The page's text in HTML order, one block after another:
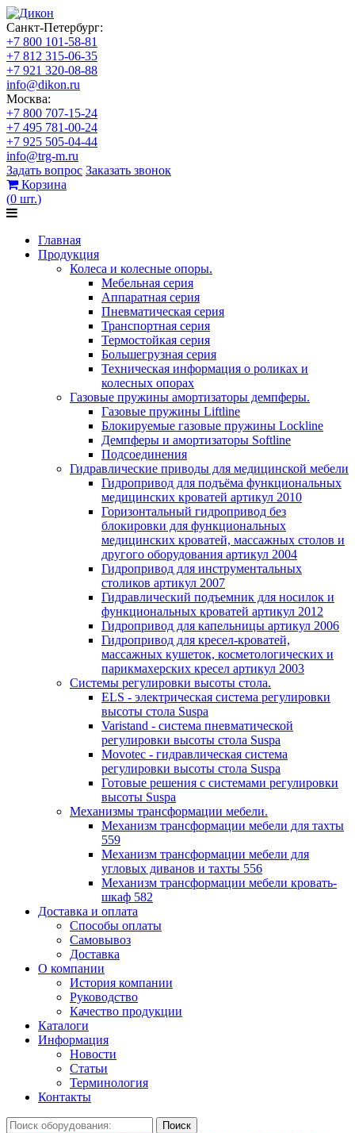
Санкт-Петербург:
+7 800 101-58-81
+7 812 315-06-35
+7 921 320-08-88
info@dikon.ru
Москва:
+7 800 707-15-24
+7 495 781-00-24
+7 925 505-04-44
info@trg-m.ru
Задать вопрос Заказать звонок
Корзина
(0 шт.)
Главная
Продукция
Колеса и колесные опоры.
Мебельная серия
Аппаратная серия
Пневматическая серия
Транспортная серия
Термостойкая серия
Большегрузная серия
Техническая информация о роликах и
колесных опорах
Газовые пружины амортизаторы демпферы.
Газовые пружины Liftline
Блокируемые газовые пружины Lockline
Демпферы и амортизаторы Softline
Подсоединения
Гидравлические приводы для медицинской мебели
Гидропривод для подъёма функциональных
медицинских кроватей артикул 2010
Горизонтальный гидропривод без
блокировки для функциональных
медицинских кроватей, массажных столов и
другого оборудования артикул 2004
Гидропривод для инструментальных
столиков артикул 2007
Гидравлический подъемник для носилок и
функциональных кроватей артикул 2012
Гидропривод для капельницы артикул 2006
Гидропривод для кресел-кроватей,
массажных кушеток, косметологических и
парикмахерских кресел артикул 2003
Системы регулировки высоты стола.
ELS - электрическая система регулировки
высоты стола Suspa
Varistand - система пневматической
регулировки высоты стола Suspa
Movotec - гидравлическая система
регулировки высоты стола Suspa
Готовые решения с системами регулировки
высоты Suspa
Механизмы трансформации мебели.
Механизм трансформации мебели для тахты
559
Механизм трансформации мебели для
угловых диванов и тахты 556
Механизм трансформации мебели кровать-
шкаф 582
Доставка и оплата
Способы оплаты
Самовывоз
Доставка
О компании
История компании
Руководство
Качество продукции
Каталоги
Информация
Новости
Статьи
Терминология
Контакты